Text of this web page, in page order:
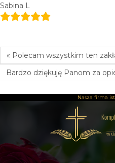
Sabina L
« Polecam wszystkim ten
Bardzo dziękuję Panom za
Nasza firma